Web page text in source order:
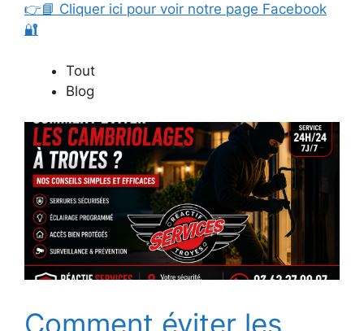
👉📘 Cliquer ici pour voir notre page Facebook
🔐
Tout
Blog
Comment éviter les